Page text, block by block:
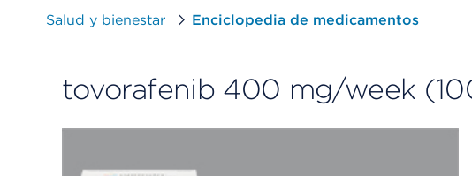
Salud y bienestar Enciclopedia de medicamentos
tovorafenib 400 mg/week